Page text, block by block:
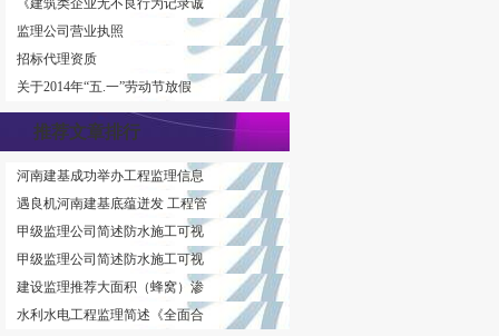
《建筑类企业无不良行为记录诚
监理公司营业执照
招标代理资质
关于2014年“五.一”劳动节放假
推荐文章排行
河南建基成功举办工程监理信息
遇良机河南建基底蕴迸发 工程管
甲级监理公司简述防水施工可视
甲级监理公司简述防水施工可视
建设监理推荐大面积（蜂窝）渗
水利水电工程监理简述《全面合